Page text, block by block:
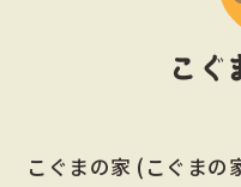
こぐ
こぐまの家 (こぐまの